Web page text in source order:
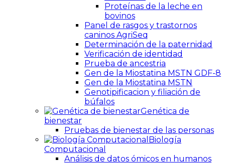
Proteínas de la leche en
bovinos
Panel de rasgos y trastornos
caninos AgriSeq
Determinación de la paternidad
Verificación de identidad
Prueba de ancestria
Gen de la Miostatina MSTN GDF-8
Gen de la Miostatina MSTN
Genotipificacion y filiación de
búfalos
Genética de
bienestar
Pruebas de bienestar de las personas
Biología
Computacional
Análisis de datos ómicos en humanos